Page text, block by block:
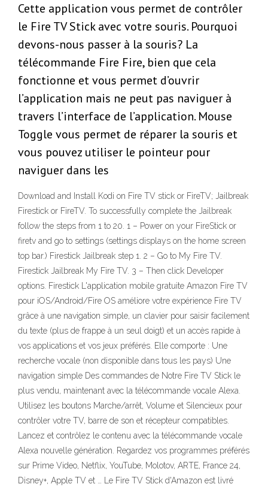
Cette application vous permet de contrôler
le Fire TV Stick avec votre souris. Pourquoi
devons-nous passer à la souris? La
télécommande Fire Fire, bien que cela
fonctionne et vous permet d’ouvrir
l’application mais ne peut pas naviguer à
travers l’interface de l’application. Mouse
Toggle vous permet de réparer la souris et
vous pouvez utiliser le pointeur pour
naviguer dans les
Download and Install Kodi on Fire TV stick or FireTV; Jailbreak
Firestick or FireTV. To successfully complete the Jailbreak
follow the steps from 1 to 20. 1 – Power on your FireStick or
firetv and go to settings (settings displays on the home screen
top bar.) Firestick Jailbreak step 1. 2 – Go to My Fire TV.
Firestick Jailbreak My Fire TV. 3 – Then click Developer
options. Firestick L'application mobile gratuite Amazon Fire TV
pour iOS/Android/Fire OS améliore votre expérience Fire TV
grâce à une navigation simple, un clavier pour saisir facilement
du texte (plus de frappe à un seul doigt) et un accès rapide à
vos applications et vos jeux préférés. Elle comporte : Une
recherche vocale (non disponible dans tous les pays) Une
navigation simple Des commandes de Notre Fire TV Stick le
plus vendu, maintenant avec la télécommande vocale Alexa.
Utilisez les boutons Marche/arrêt, Volume et Silencieux pour
contrôler votre TV, barre de son et récepteur compatibles.
Lancez et contrôlez le contenu avec la télécommande vocale
Alexa nouvelle génération. Regardez vos programmes préférés
sur Prime Video, Netflix, YouTube, Molotov, ARTE, France 24,
Disney+, Apple TV et … Le Fire TV Stick d'Amazon est livré